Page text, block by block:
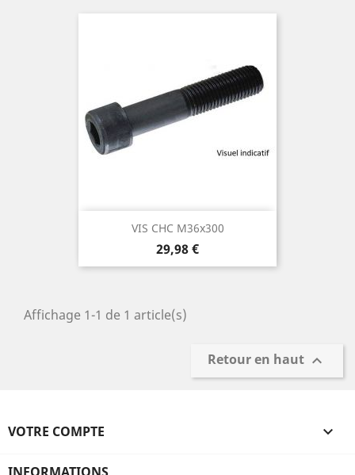
VIS CHC M36x300
Prix
29,98 €
Affichage 1-1 de 1 article(s)
Retour en haut 
VOTRE COMPTE 